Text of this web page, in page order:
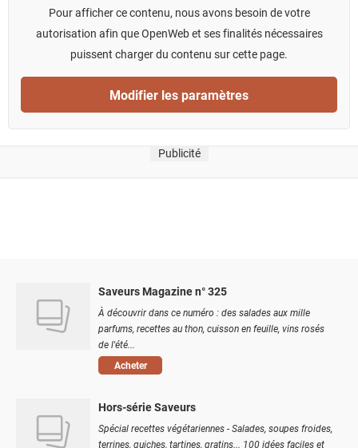
Pour afficher ce contenu, nous avons besoin de votre
autorisation afin que OpenWeb et ses finalités nécessaires
puissent charger du contenu sur cette page.
Modifier les paramètres
Publicité
Saveurs Magazine n° 325
À découvrir dans ce numéro : des salades aux mille
parfums, recettes au thon, cuisson en feuille, vins rosés
de l'été...
Acheter
Hors-série Saveurs
Spécial recettes végétariennes - Salades, soupes froides,
terrines, quiches, tartines, gratins... 100 idées faciles et